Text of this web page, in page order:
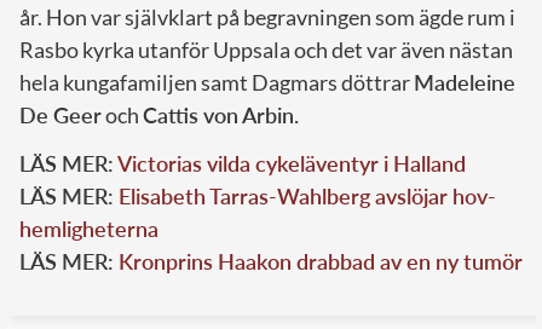
år. Hon var självklart på begravningen som ägde rum i
Rasbo kyrka utanför Uppsala och det var även nästan
hela kungafamiljen samt Dagmars döttrarMadeleine
De GeerochCattis von Arbin.
LÄS MER:Victorias vilda cykeläventyr i Halland
LÄS MER: Elisabeth Tarras-Wahlberg avslöjar hov-
hemligheterna
LÄS MER: Kronprins Haakon drabbad av en ny tumör